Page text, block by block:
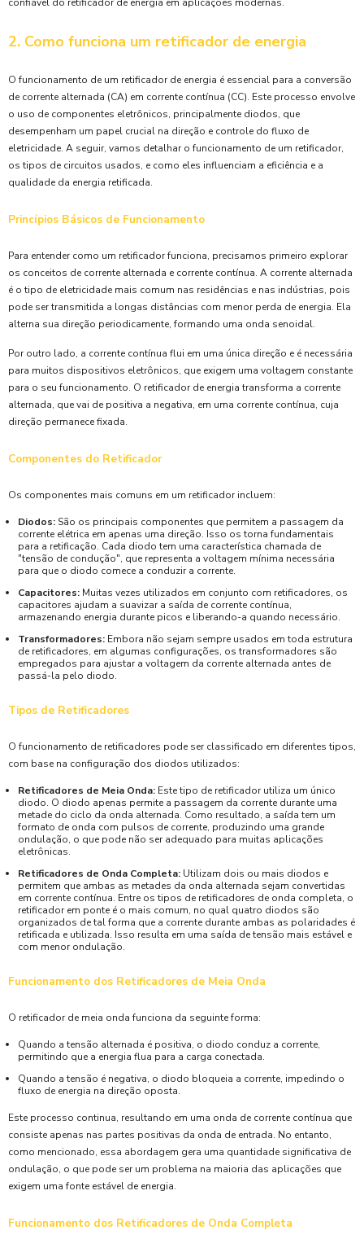
2. Como funciona um retificador de energia
O funcionamento de um retificador de energia é essencial para a conversão
de corrente alternada (CA) em corrente contínua (CC). Este processo envolve
o uso de componentes eletrônicos, principalmente diodos, que
desempenham um papel crucial na direção e controle do fluxo de
eletricidade. A seguir, vamos detalhar o funcionamento de um retificador,
os tipos de circuitos usados, e como eles influenciam a eficiência e a
qualidade da energia retificada.
Princípios Básicos de Funcionamento
Para entender como um retificador funciona, precisamos primeiro explorar
os conceitos de corrente alternada e corrente contínua. A corrente alternada
é o tipo de eletricidade mais comum nas residências e nas indústrias, pois
pode ser transmitida a longas distâncias com menor perda de energia. Ela
alterna sua direção periodicamente, formando uma onda senoidal.
Por outro lado, a corrente contínua flui em uma única direção e é necessária
para muitos dispositivos eletrônicos, que exigem uma voltagem constante
para o seu funcionamento. O retificador de energia transforma a corrente
alternada, que vai de positiva a negativa, em uma corrente contínua, cuja
direção permanece fixada.
Componentes do Retificador
Os componentes mais comuns em um retificador incluem:
Diodos: São os principais componentes que permitem a passagem da
corrente elétrica em apenas uma direção. Isso os torna fundamentais
para a retificação. Cada diodo tem uma característica chamada de
"tensão de condução", que representa a voltagem mínima necessária
para que o diodo comece a conduzir a corrente.
Capacitores: Muitas vezes utilizados em conjunto com retificadores, os
capacitores ajudam a suavizar a saída de corrente contínua,
armazenando energia durante picos e liberando-a quando necessário.
Transformadores: Embora não sejam sempre usados em toda estrutura
de retificadores, em algumas configurações, os transformadores são
empregados para ajustar a voltagem da corrente alternada antes de
passá-la pelo diodo.
Tipos de Retificadores
O funcionamento de retificadores pode ser classificado em diferentes tipos,
com base na configuração dos diodos utilizados:
Retificadores de Meia Onda: Este tipo de retificador utiliza um único
diodo. O diodo apenas permite a passagem da corrente durante uma
metade do ciclo da onda alternada. Como resultado, a saída tem um
formato de onda com pulsos de corrente, produzindo uma grande
ondulação, o que pode não ser adequado para muitas aplicações
eletrônicas.
Retificadores de Onda Completa: Utilizam dois ou mais diodos e
permitem que ambas as metades da onda alternada sejam convertidas
em corrente contínua. Entre os tipos de retificadores de onda completa, o
retificador em ponte é o mais comum, no qual quatro diodos são
organizados de tal forma que a corrente durante ambas as polaridades é
retificada e utilizada. Isso resulta em uma saída de tensão mais estável e
com menor ondulação.
Funcionamento dos Retificadores de Meia Onda
O retificador de meia onda funciona da seguinte forma:
Quando a tensão alternada é positiva, o diodo conduz a corrente,
permitindo que a energia flua para a carga conectada.
Quando a tensão é negativa, o diodo bloqueia a corrente, impedindo o
fluxo de energia na direção oposta.
Este processo continua, resultando em uma onda de corrente contínua que
consiste apenas nas partes positivas da onda de entrada. No entanto,
como mencionado, essa abordagem gera uma quantidade significativa de
ondulação, o que pode ser um problema na maioria das aplicações que
exigem uma fonte estável de energia.
Funcionamento dos Retificadores de Onda Completa